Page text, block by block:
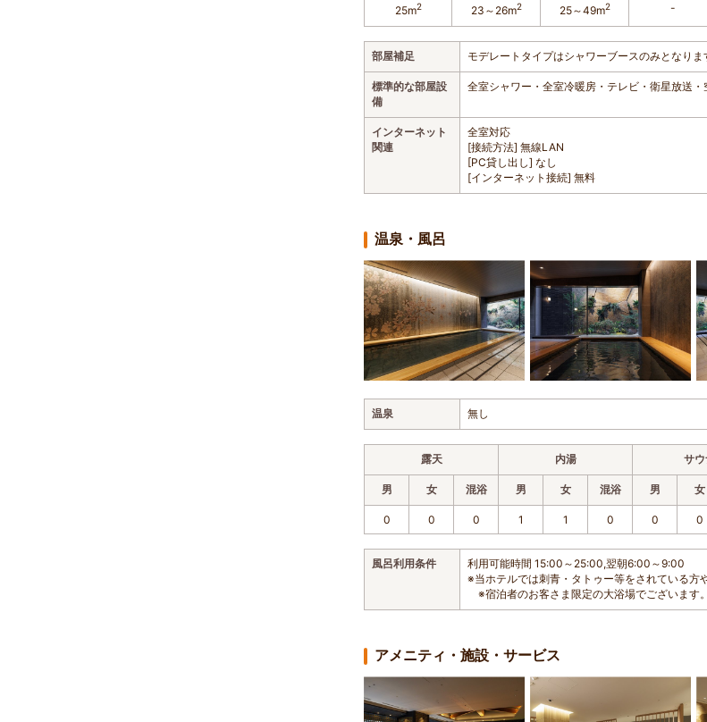
25m2 23～26m2 25～49m2 -
部屋補足 モデレートタイプはシャワーブースのみとなりま
標準的な部屋設
備
全室シャワー・全室冷暖房・テレビ・衛星放送
インターネット
関連
全室対応
[接続方法] 無線LAN
[PC貸し出し] なし
[インターネット接続] 無料
温泉・風呂
温泉 無し
露天 内湯 サウ
男 女 混浴 男 女 混浴 男 女
0 0 0 1 1 0 0 0
風呂利用条件
利用可能時間 15:00～25:00,翌朝6:00～9:00
※当ホテルでは刺青・タトゥー等をされている方
※宿泊者のお客さま限定の大浴場でございます。
アメニティ・施設・サービス